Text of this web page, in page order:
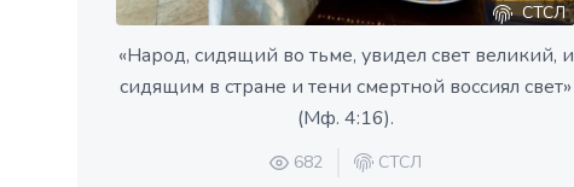
СТСЛ
«Народ, сидящий во тьме, увидел свет великий, и
сидящим в стране и тени смертной воссиял свет»
(Мф. 4:16).
682 СТСЛ